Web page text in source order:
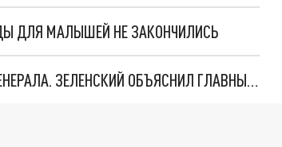
ДЛЯ МАЛЫШЕЙ НЕ ЗАКОНЧИЛИСЬ
"МЫ ВАС ЗАСТАВИМ": ЖУТКИЕ ДЕТАЛИ ОХОТЫ НА ГЕНЕРАЛА. ЗЕЛЕНСКИЙ ОБЪЯСНИЛ ГЛАВНЫЙ СМЫСЛ ТЕРАКТА В ЦЕНТРЕ МОСКВЫ